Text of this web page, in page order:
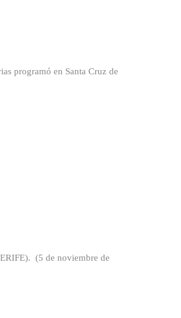
programó en Santa Cruz de
(5 de noviembre de